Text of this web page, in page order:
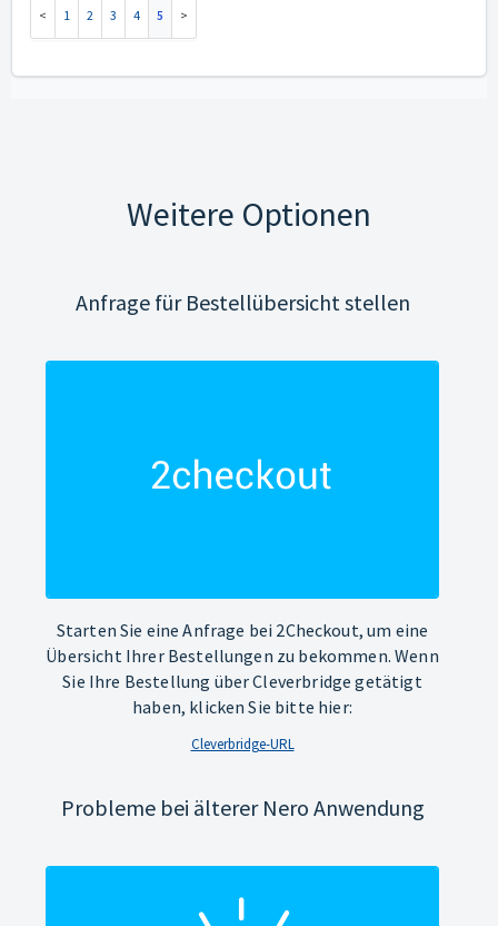
1 2 3 4 5
Weitere Optionen
Anfrage für Bestellübersicht stellen
Starten Sie eine Anfrage bei 2Checkout, um eine
Übersicht Ihrer Bestellungen zu bekommen. Wenn
Sie Ihre Bestellung über Cleverbridge getätigt
haben, klicken Sie bitte hier:
Cleverbridge-URL
Probleme bei älterer Nero Anwendung